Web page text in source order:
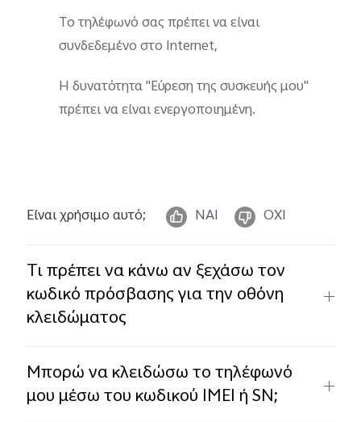
Το τηλέφωνό σας πρέπει να είναι
συνδεδεμένο στο Internet,
Η δυνατότητα "Εύρεση της συσκευής μου"
πρέπει να είναι ενεργοποιημένη.
Είναι χρήσιμο αυτό; ΝΑΙ ΟΧΙ
Τι πρέπει να κάνω αν ξεχάσω τον
κωδικό πρόσβασης για την οθόνη
κλειδώματος
Μπορώ να κλειδώσω το τηλέφωνό
μου μέσω του κωδικού IMEI ή SN;